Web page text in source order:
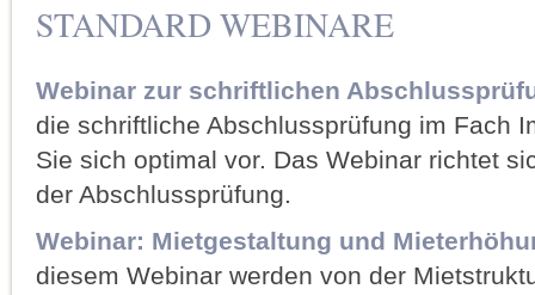
STANDARD WEBINARE
Webinar zur schriftlichen
die schriftliche Abschlussprüfung im Fach
Sie sich optimal vor. Das Webinar richtet
der Abschlussprüfung.
Webinar: Mietgestaltung und
diesem Webinar werden von der